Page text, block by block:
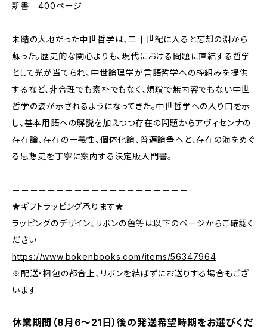
新書 400ページ
未踏の大地だった中世哲学は、二十世紀に入ると忘却の淵から
蘇った。歴史的な関心よりも、現代における問題に直結する哲学
として光が当てられ、中世論理学が言語哲学への枠組みを提供
するなど、非合理でも素朴でもなく、煩瑣で無内容でもない中世
哲学の姿が示されるようになってきた。中世哲学への入り口を示
し、基本用語への解説を加えつつ存在の問題からアヴィセンナの
存在論、存在の一義性、個体化論、普遍論争へと、存在の海をめぐ
る思想史を丁寧に案内する決定版入門書。
＝＝＝＝＝＝＝＝＝＝＝＝＝＝＝＝＝＝＝＝
★ギフトラッピング承ります★
ラッピングのデザイン、リボンの色等は以下のページからご確認く
ださい
https://www.bokenbooks.com/items/56347964
※配送・梱包の都合上、リボンを結ばずにお送りする場合もござ
います
休業期間（8月6〜21日）後の発送希望時期をお選びくだ